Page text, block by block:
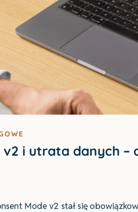
v2 i utrata danych
Mode v2 stał się